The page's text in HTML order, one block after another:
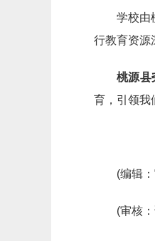
学校由
行教育资源
桃源县
育，引领我
(编辑
(审核